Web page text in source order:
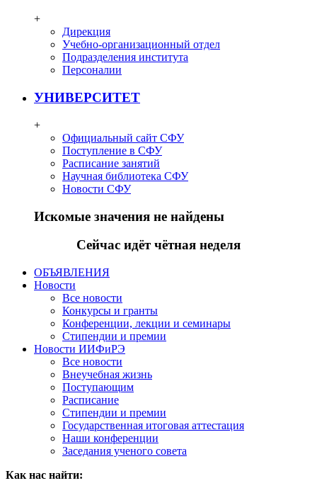
+
Дирекция
Учебно-организационный отдел
Подразделения института
Персоналии
УНИВЕРСИТЕТ
+
Официальный сайт СФУ
Поступление в СФУ
Расписание занятий
Научная библиотека СФУ
Новости СФУ
Искомые значения не найдены
Сейчас идёт чётная неделя
ОБЪЯВЛЕНИЯ
Новости
Все новости
Конкурсы и гранты
Конференции, лекции и семинары
Стипендии и премии
Новости ИИФиРЭ
Все новости
Внеучебная жизнь
Поступающим
Расписание
Стипендии и премии
Государственная итоговая аттестация
Наши конференции
Заседания ученого совета
Как нас найти: